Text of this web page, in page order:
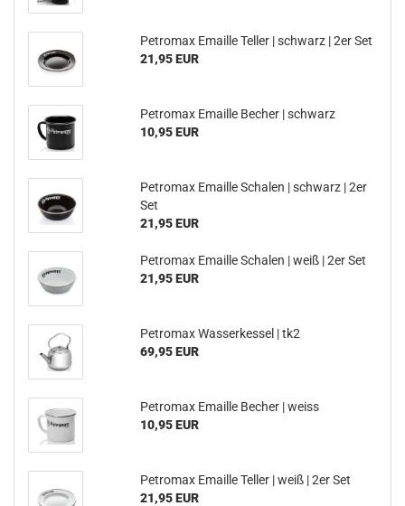
Petromax Emaille Teller | schwarz | 2er Set
21,95 EUR
Petromax Emaille Becher | schwarz
10,95 EUR
Petromax Emaille Schalen | schwarz | 2er
Set
21,95 EUR
Petromax Emaille Schalen | weiß | 2er Set
21,95 EUR
Petromax Wasserkessel | tk2
69,95 EUR
Petromax Emaille Becher | weiss
10,95 EUR
Petromax Emaille Teller | weiß | 2er Set
21,95 EUR